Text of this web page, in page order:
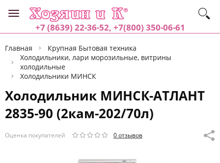
+7 (8639) 22-36-52, +7(800) 350-06-61
Главная
Крупная Бытовая техника
Холодильники, лари морозильные, витрины
холодильные
Холодильники МИНСК
Холодильник МИНСК-АТЛАНТ
2835-90 (2кам-202/70л)
Оценка покупателей 0 отзывов